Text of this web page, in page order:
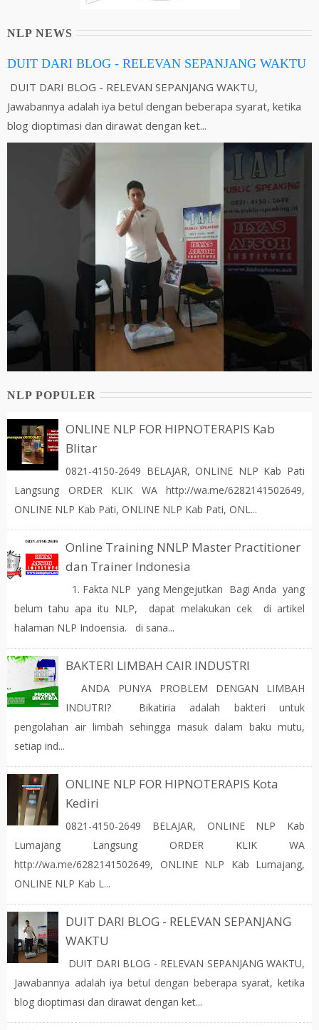
NLP NEWS
DUIT DARI BLOG - RELEVAN SEPANJANG WAKTU
DUIT DARI BLOG - RELEVAN SEPANJANG WAKTU,
Jawabannya adalah iya betul dengan beberapa syarat, ketika
blog dioptimasi dan dirawat dengan ket...
NLP POPULER
ONLINE NLP FOR HIPNOTERAPIS Kab
Blitar
0821-4150-2649 BELAJAR, ONLINE NLP Kab Pati
Langsung ORDER KLIK WA http://wa.me/6282141502649,
ONLINE NLP Kab Pati, ONLINE NLP Kab Pati, ONL...
Online Training NNLP Master Practitioner
dan Trainer Indonesia
1. Fakta NLP yang Mengejutkan Bagi Anda yang
belum tahu apa itu NLP, dapat melakukan cek di artikel
halaman NLP Indoensia. di sana...
BAKTERI LIMBAH CAIR INDUSTRI
ANDA PUNYA PROBLEM DENGAN LIMBAH
INDUTRI? Bikatiria adalah bakteri untuk
pengolahan air limbah sehingga masuk dalam baku mutu,
setiap ind...
ONLINE NLP FOR HIPNOTERAPIS Kota
Kediri
0821-4150-2649 BELAJAR, ONLINE NLP Kab
Lumajang Langsung ORDER KLIK WA
http://wa.me/6282141502649, ONLINE NLP Kab Lumajang,
ONLINE NLP Kab L...
DUIT DARI BLOG - RELEVAN SEPANJANG
WAKTU
DUIT DARI BLOG - RELEVAN SEPANJANG WAKTU,
Jawabannya adalah iya betul dengan beberapa syarat, ketika
blog dioptimasi dan dirawat dengan ket...